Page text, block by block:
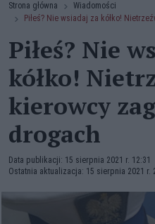
Strona główna
Wiadomości
Piłeś? Nie wsiadaj za kółko!
Piłeś? Nie
kółko!
kierowcy
drogach
Data publikacji: 15 sierpnia 2021 r. 12:31
Ostatnia aktualizacja: 15 sierpnia 2021 r.